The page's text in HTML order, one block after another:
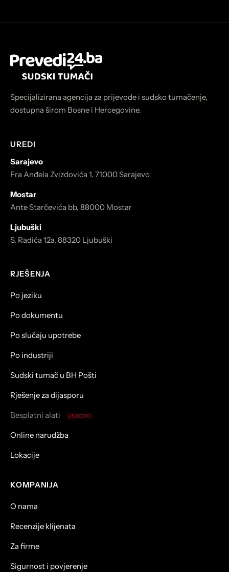
Specijalizirana agencija za prijevode i sudsko tumačenje,
dostupna širom Bosne i Hercegovine.
UREDI
Sarajevo
Fra Anđela Zvizdovića 1, 71000 Sarajevo
Mostar
Ante Starčevića bb, 88000 Mostar
Ljubuški
S. Radića 12a, 88320 Ljubuški
RJEŠENJA
Po jeziku
Po dokumentu
Po slučaju upotrebe
Po industriji
Sudski tumač u BH Pošti
Rješenje za dijasporu
Besplatni alati USKORO
Online narudžba
Lokacije
KOMPANIJA
O nama
Recenzije klijenata
Za firme
Sigurnost i povjerenje